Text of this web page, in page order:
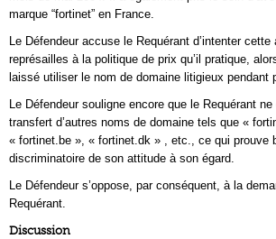
marque “fortinet” en France.
Le Défendeur accuse le Requérant d’intenter cette
représailles à la politique de prix qu’il pratique,
laissé utiliser le nom de domaine litigieux pendant
Le Défendeur souligne encore que le Requérant
transfert d’autres noms de domaine tels que «
« fortinet.be », « fortinet.dk » , etc., ce qui prouve
discriminatoire de son attitude à son égard.
Le Défendeur s’oppose, par conséquent, à la
Requérant.
Discussion